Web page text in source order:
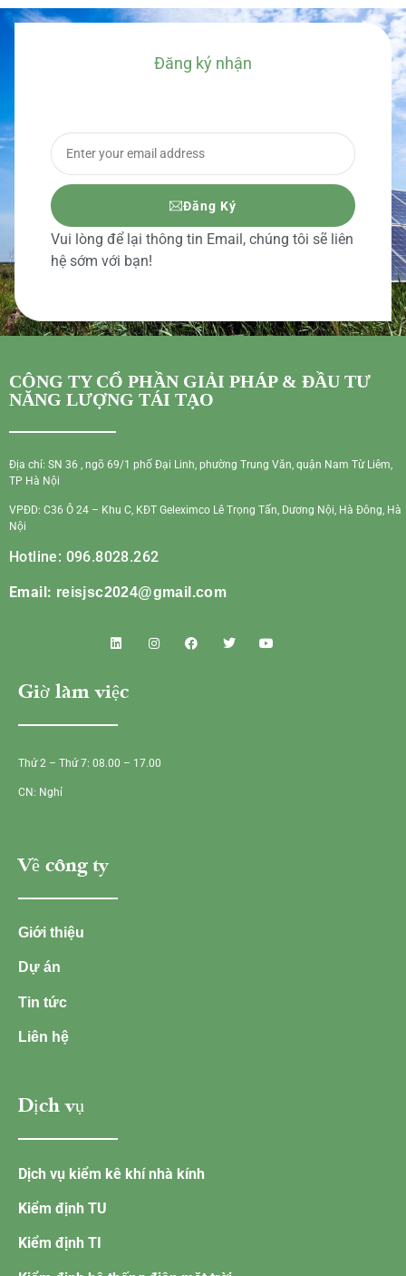
Đăng ký nhận
Đăng Ký
Vui lòng để lại thông tin Email, chúng tôi sẽ liên
hệ sớm với bạn!
CÔNG TY CỔ PHẦN GIẢI PHÁP & ĐẦU TƯ
NĂNG LƯỢNG TÁI TẠO
Địa chỉ: SN 36 , ngõ 69/1 phố Đại Linh, phường Trung Văn, quận Nam Từ Liêm,
TP Hà Nội
VPĐD: C36 Ô 24 – Khu C, KĐT Geleximco Lê Trọng Tấn, Dương Nội, Hà Đông, Hà
Nội
Hotline: 096.8028.262
Email: reisjsc2024@gmail.com
Giờ làm việc
Thứ 2 – Thứ 7: 08.00 – 17.00
CN: Nghỉ
Về công ty
Giới thiệu
Dự án
Tin tức
Liên hệ
Dịch vụ
Dịch vụ kiểm kê khí nhà kính
Kiểm định TU
Kiểm định TI